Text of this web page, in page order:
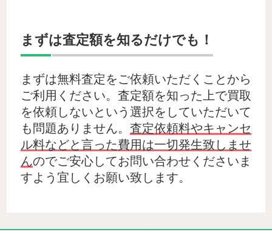
まずは査定額を知るだけでも！
まずは無料査定をご依頼いただくことから
ご利用ください。査定額を知った上で買取
を依頼しないという選択をしていただいて
も問題ありません。 査定依頼料やキャンセ
ル料などと言った費用は一切発生致しませ
んのでご安心してお問い合わせくださいま
すよう宜しくお願い致します。